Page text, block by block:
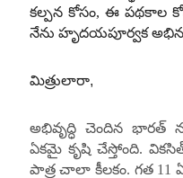
కల్పన కోసం, ఈ పథకాల
నేను హృదయపూర్వక
మిత్రులారా,
అభివృద్ధి చెందిన భారత్
ఏకమై కృషి చేస్తోంది.
పాత్ర చాలా కీలకం. గత 11